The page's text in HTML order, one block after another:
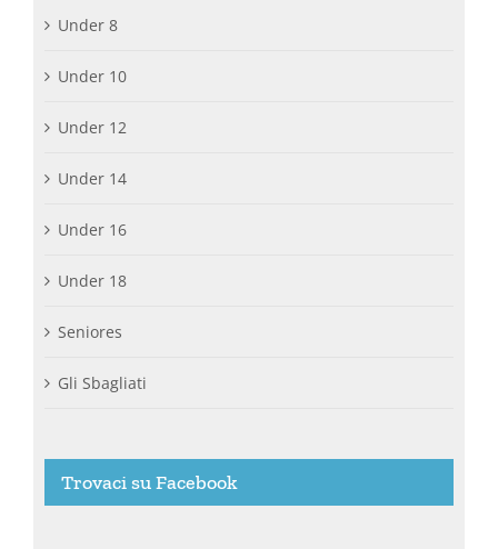
Under 8
Under 10
Under 12
Under 14
Under 16
Under 18
Seniores
Gli Sbagliati
Trovaci su Facebook